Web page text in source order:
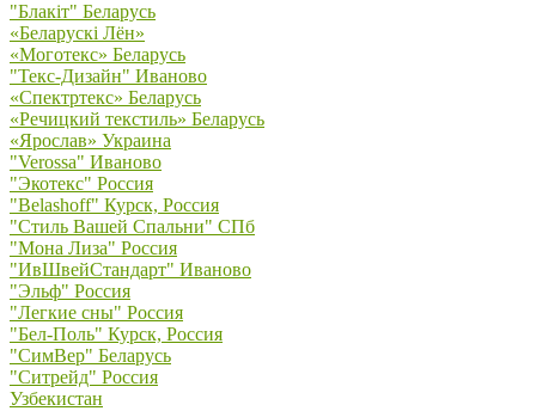
"Блакiт" Беларусь
«Беларускi Лён»
«Моготекс» Беларусь
"Текс-Дизайн" Иваново
«Спектртекс» Беларусь
«Речицкий текстиль» Беларусь
«Ярослав» Украина
"Verossa" Иваново
"Экотекс" Россия
"Belashoff" Курск, Россия
"Стиль Вашей Спальни" СПб
"Мона Лиза" Россия
"ИвШвейСтандарт" Иваново
"Эльф" Россия
"Легкие сны" Россия
"Бел-Поль" Курск, Россия
"СимВер" Беларусь
"Ситрейд" Россия
Узбекистан